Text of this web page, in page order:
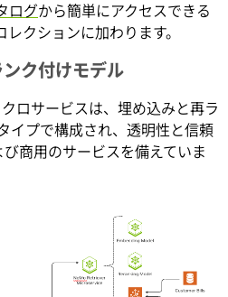
ログから簡単にアクセスできる
クションに加わります。
ク付けモデル
ロサービスは、埋め込みと再ラ
イプで構成され、透明性と信頼
商用のサービスを備えていま